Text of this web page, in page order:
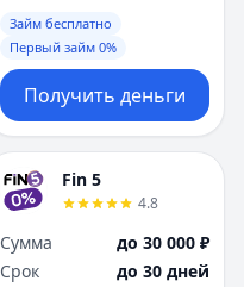
Х
Хабаровск
Ч
Чебоксары
Челябинск
Чита
Я
Ярославль
Вся Россия
Х
Хабаровск
Ч
Чебоксары
Челябинск
Чита
Я
Ярославль
Вся Россия
Займ бесплатно
Первый займ 0%
Получить деньги
Fin 5
4.8
Сумма
до 30 000 ₽
Срок
до 30 дней